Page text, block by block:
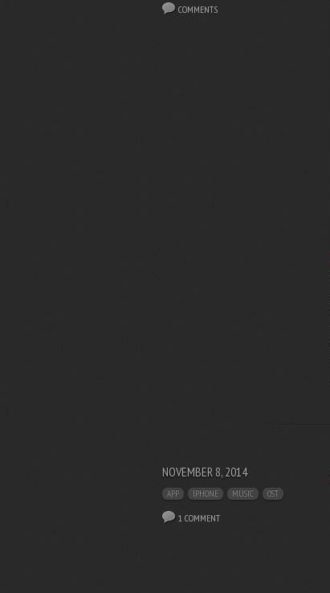
COMMENTS
NOVEMBER 8, 2014
APP IPHONE MUSIC OST
1 COMMENT